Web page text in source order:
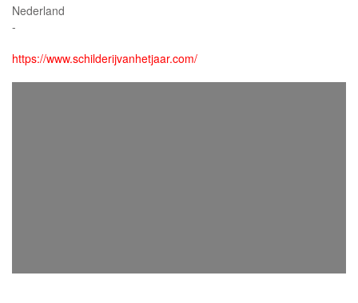
Nederland
-
https://www.schilderijvanhetjaar.com/